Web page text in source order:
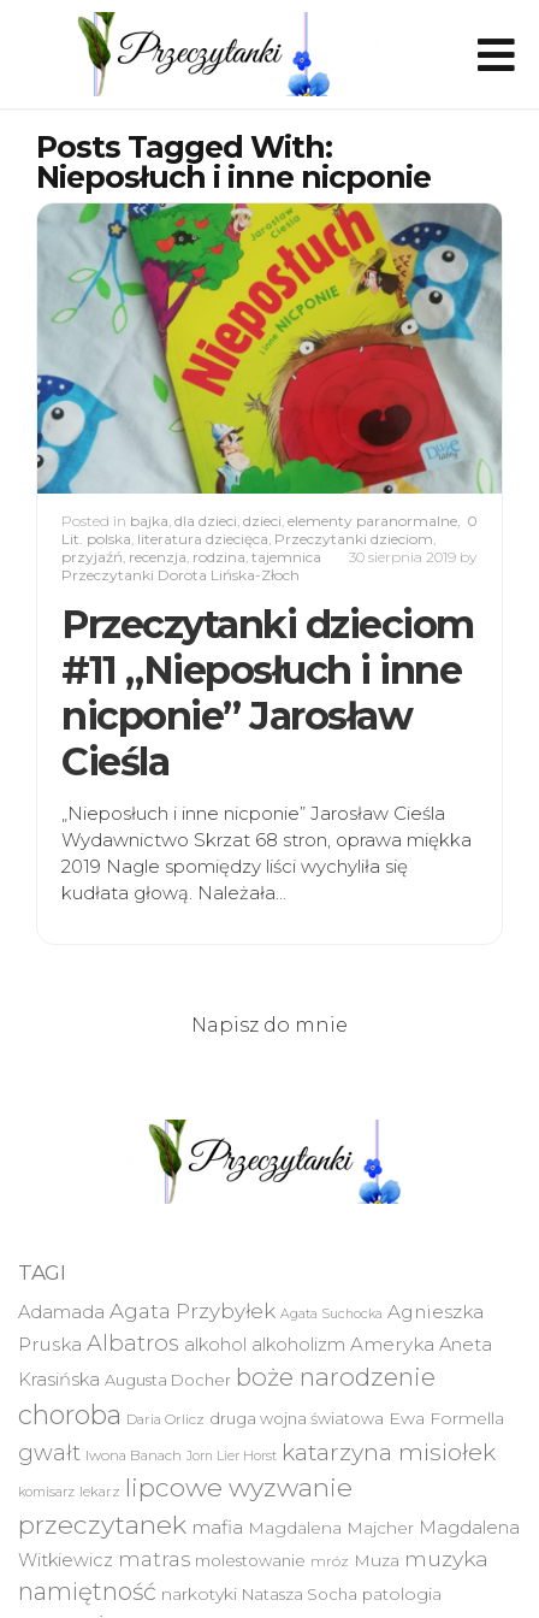
Posts Tagged With:
Nieposłuch i inne nicponie
0
Posted in bajka, dla dzieci, dzieci, elementy paranormalne,
Lit. polska, literatura dziecięca, Przeczytanki dzieciom,
przyjaźń, recenzja, rodzina, tajemnica 30 sierpnia 2019 by
Przeczytanki Dorota Lińska-Złoch
Przeczytanki dzieciom
#11 „Nieposłuch i inne
nicponie” Jarosław
Cieśla
„Nieposłuch i inne nicponie” Jarosław Cieśla
Wydawnictwo Skrzat 68 stron, oprawa miękka
2019 Nagle spomiędzy liści wychyliła się
kudłata głową. Należała…
Napisz do mnie
TAGI
Adamada Agata Przybyłek Agata Suchocka Agnieszka
Pruska Albatros alkohol alkoholizm Ameryka Aneta
Krasińska Augusta Docher boże narodzenie
choroba Daria Orlicz druga wojna światowa Ewa Formella
gwałt Iwona Banach Jorn Lier Horst katarzyna misiołek
komisarz lekarz lipcowe wyzwanie
przeczytanek mafia Magdalena Majcher Magdalena
Witkiewicz matras molestowanie mróz Muza muzyka
namiętność narkotyki Natasza Socha patologia